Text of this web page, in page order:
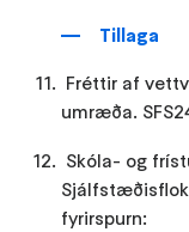
Tillaga
Fréttir af
umræða.
Skóla- og
fyrirspurn: